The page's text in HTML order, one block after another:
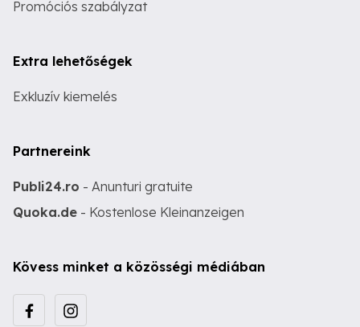
Promóciós szabályzat
Extra lehetőségek
Exkluzív kiemelés
Partnereink
Publi24.ro - Anunturi gratuite
Quoka.de - Kostenlose Kleinanzeigen
Kövess minket a közösségi médiában